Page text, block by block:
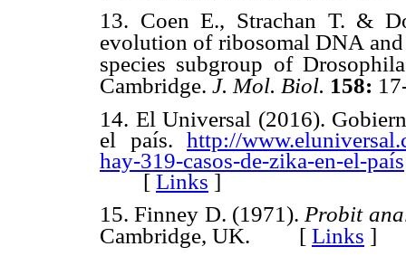
13. Coen E., Strachan T. &
evolution of ribosomal DNA
species subgroup of
Cambridge. J. Mol. Biol. 158:
14. El Universal (2016).
el país. http://
hay-319-casos-de-zika-en-el-país
[ Links ]
15. Finney D. (1971).Probit
Cambridge, UK. [ Links ]